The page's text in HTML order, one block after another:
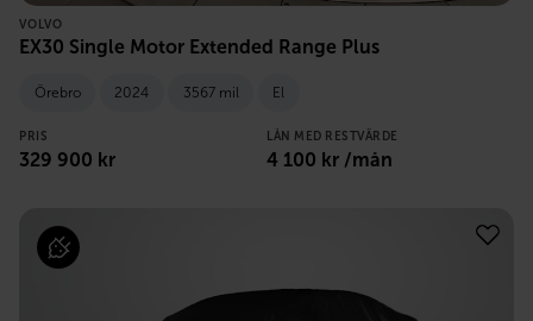
VOLVO
EX30 Single Motor Extended Range Plus
Örebro 2024 3567 mil El
PRIS
329 900 kr
LÅN MED RESTVÄRDE
4 100 kr /mån